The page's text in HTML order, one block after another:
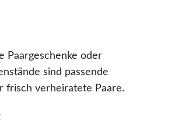
Paargeschenke oder
sind passende
frisch verheiratete Paare.